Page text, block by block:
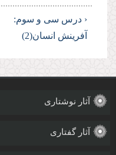
‹ درس سی و سوم:
آفرینش انسان(2)
آثار نوشتاری
آثار گفتاری